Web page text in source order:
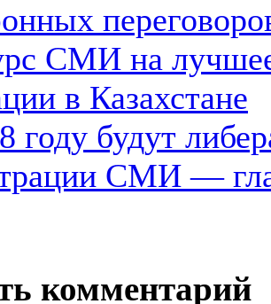
СМИ на
в Казахстане
году будут
СМИ —
комментарий